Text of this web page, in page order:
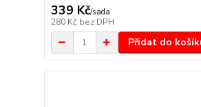
339 Kč/sada
280 Kč bez DPH
Přidat do